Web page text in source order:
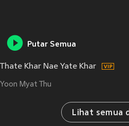
Putar Semua
Thate Khar Nae Yate Khar
Yoon Myat Thu
Lihat semua